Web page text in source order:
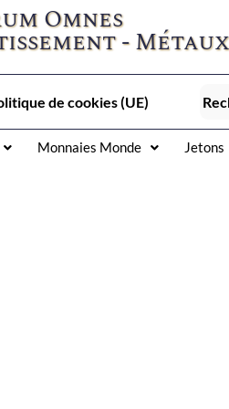
Omnes
-
de cookies (UE)
Monnaies Monde
Jetons